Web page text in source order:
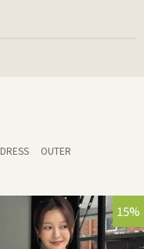
DRESS OUTER
15%